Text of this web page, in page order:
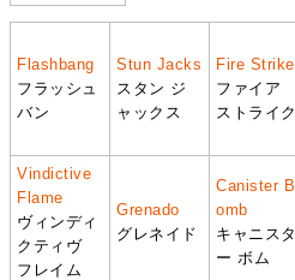
Flashbang
フラッシュ
バン
Stun Jacks
スタン ジ
ャックス
Fire Strike
ファイア
ストライク
Vindictive
Flame
ヴィンディ
クティヴ
フレイム
Grenado
グレネイド
Canister B
omb
キャニスタ
ー ボム